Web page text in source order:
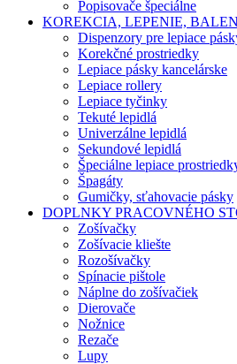
Popisovače špeciálne
KOREKCIA, LEPENIE,
Dispenzory pre lepiace
Korekčné prostriedky
Lepiace pásky kancelárske
Lepiace rollery
Lepiace tyčinky
Tekuté lepidlá
Univerzálne lepidlá
Sekundové lepidlá
Špeciálne lepiace
Špagáty
Gumičky, sťahovacie pásky
DOPLNKY PRACOVNÉHO
Zošívačky
Zošívacie kliešte
Rozošívačky
Spínacie pištole
Náplne do zošívačiek
Dierovače
Nožnice
Rezače
Lupy